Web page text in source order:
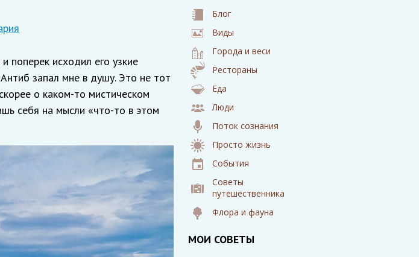
поперек исходил его узкие
запал мне в душу. Это не тот
о каком-то мистическом
себя на мысли «что-то в этом
Блог
Виды
Города и веси
Рестораны
Еда
Люди
Поток сознания
Просто жизнь
События
Советы
путешественника
Флора и фауна
МОИ СОВЕТЫ